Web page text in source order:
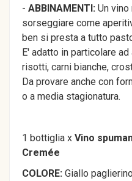
- ABBINAMENTI: Un
sorseggiare come
ben si presta a tutto
E' adatto in particolare
risotti, carni bianche,
Da provare anche con
o a media stagionatura.
1 bottiglia x Vino
Cremée
COLORE: Giallo